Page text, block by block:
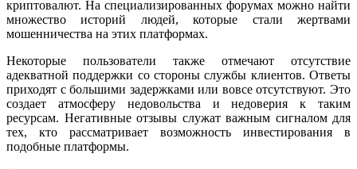
криптовалют. На специализированных форумах можно найти
множество историй людей, которые стали жертвами
мошенничества на этих платформах.
Некоторые пользователи также отмечают отсутствие
адекватной поддержки со стороны службы клиентов. Ответы
приходят с большими задержками или вовсе отсутствуют. Это
создает атмосферу недовольства и недоверия к таким
ресурсам. Негативные отзывы служат важным сигналом для
тех, кто рассматривает возможность инвестирования в
подобные платформы.